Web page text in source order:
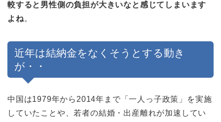
較すると男性側の負担が大きいなと感じてしまいます
よね。
近年は結納金をなくそうとする動き
が・・
中国は1979年から2014年まで「一人っ子政策」を実施
していたことや、若者の結婚・出産離れが加速してい